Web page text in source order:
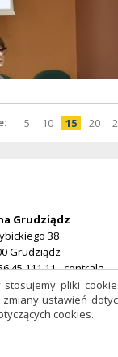
pliki
ustawień
cookies.
pokaż
5 elementów
pokaż
10 elementów
na
pokaż
15
na
pokaż
20
Grudziądz
38
Grudziądz
45 111 11 - centrala
do e-Doręczeń: AE:PL-
76188-HDIJB-32